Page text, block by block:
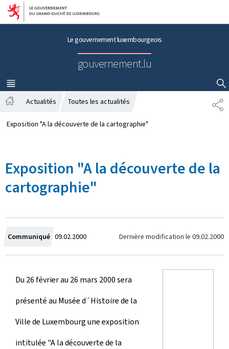
Aller au menu principal
Aller au contenu
Le gouvernement luxembourgeois
gouvernement.lu
MENU
PRINCIPAL
AFFICHER / MASQUER LA RECHERCHE
P
A
E
c
i
l
Actualités Toutes les actualités
Exposition "A la découverte de la cartographie"
Exposition "A la découverte de la
cartographie"
Communiqué C
r
é
e
l
e
09.02.2000 Dernière modification le 09.02.2000
Du 26 février au 26 mars 2000 sera
présenté au Musée d´Histoire de la
Ville de Luxembourg une exposition
intitulée "A la découverte de la